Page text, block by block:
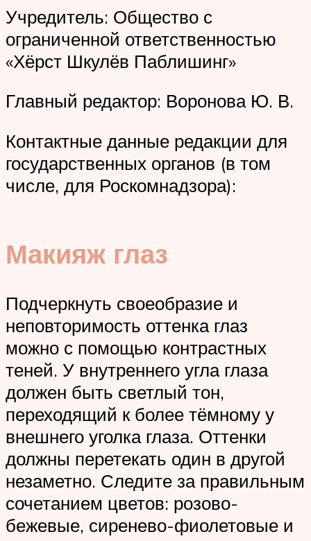
Учредитель: Общество с
ограниченной ответственностью
«Хёрст Шкулёв Паблишинг»
Главный редактор: Воронова Ю. В.
Контактные данные редакции для
государственных органов (в том
числе, для Роскомнадзора):
Макияж глаз
Подчеркнуть своеобразие и
неповторимость оттенка глаз
можно с помощью контрастных
теней. У внутреннего угла глаза
должен быть светлый тон,
переходящий к более тёмному у
внешнего уголка глаза. Оттенки
должны перетекать один в другой
незаметно. Следите за правильным
сочетанием цветов: розово-
бежевые, сиренево-фиолетовые и